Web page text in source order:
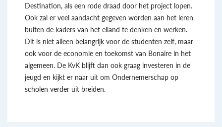
Destination, als een rode draad door het project lopen.
Ook zal er veel aandacht gegeven worden aan het leren
buiten de kaders van het eiland te denken en werken.
Dit is niet alleen belangrijk voor de studenten zelf, maar
ook voor de economie en toekomst van Bonaire in het
algemeen. De KvK blijft dan ook graag investeren in de
jeugd en kijkt er naar uit om Ondernemerschap op
scholen verder uit breiden.